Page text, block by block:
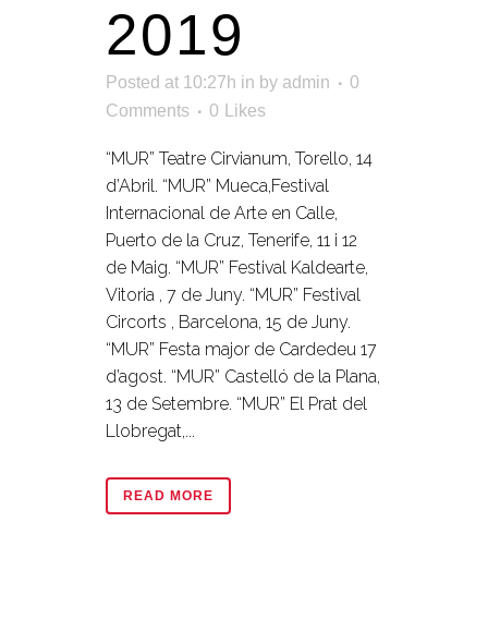
2019
Posted at 10:27h in by admin
0
Comments
0 Likes
“MUR” Teatre Cirvianum, Torello, 14
d’Abril. “MUR” Mueca,Festival
Internacional de Arte en Calle,
Puerto de la Cruz, Tenerife, 11 i 12
de Maig. “MUR” Festival Kaldearte,
Vitoria , 7 de Juny. “MUR” Festival
Circorts , Barcelona, 15 de Juny.
“MUR” Festa major de Cardedeu 17
d’agost. “MUR” Castelló de la Plana,
13 de Setembre. “MUR” El Prat del
Llobregat,...
READ MORE